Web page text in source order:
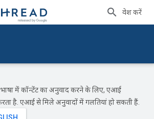
प्रवेश करें
में कॉन्टेंट का अनुवाद करने के लिए, एआई
है. एआई से मिले अनुवादों में गलतियां हो सकती हैं.